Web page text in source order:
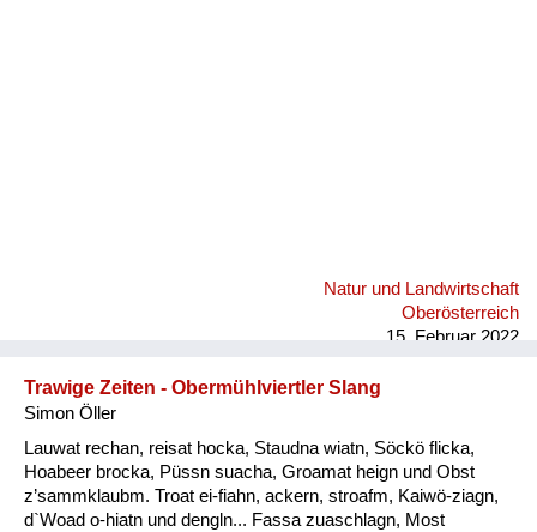
Natur und Landwirtschaft
Oberösterreich
15. Februar 2022
Trawige Zeiten - Obermühlviertler Slang
Simon Öller
Lauwat rechan, reisat hocka, Staudna wiatn, Söckö flicka,
Hoabeer brocka, Püssn suacha, Groamat heign und Obst
z’sammklaubm. Troat ei-fiahn, ackern, stroafm, Kaiwö-ziagn,
d`Woad o-hiatn und dengln... Fassa zuaschlagn, Most